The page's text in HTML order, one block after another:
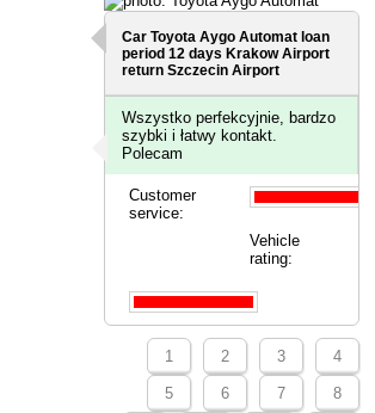
Car Toyota Aygo Automat loan
period 12 days Krakow Airport
return Szczecin Airport
Wszystko perfekcyjnie, bardzo
szybki i łatwy kontakt.
Polecam
Customer
service:
Vehicle
rating:
1 2 3 4
5 6 7 8